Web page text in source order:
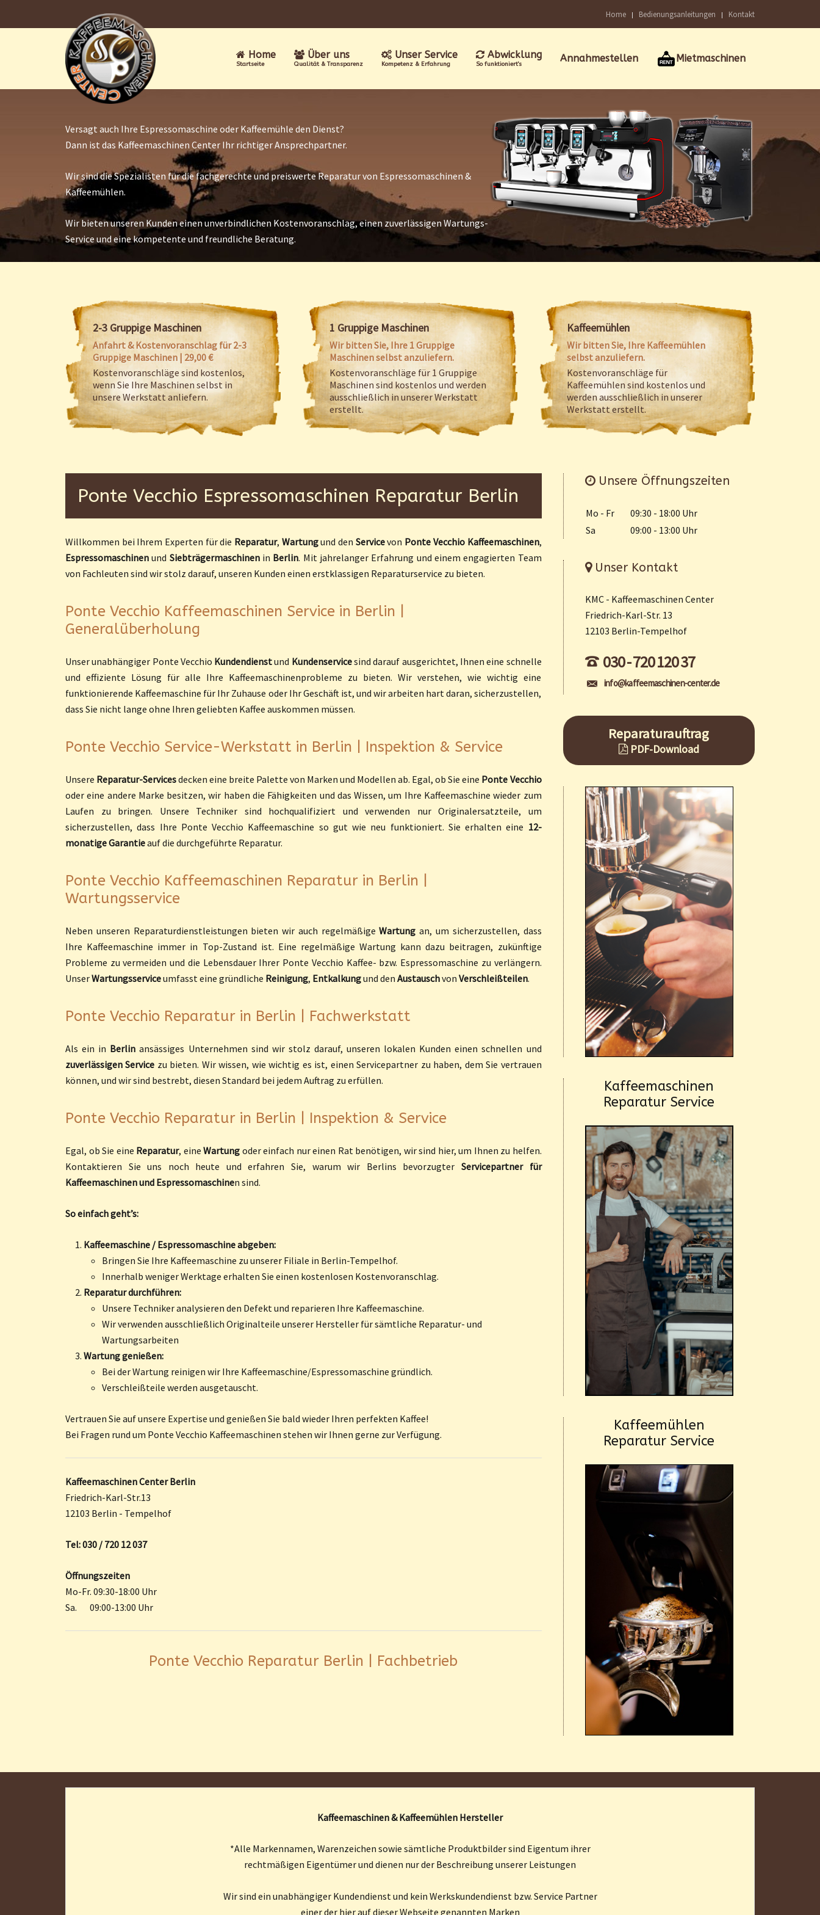
Home Bedienungsanleitungen Kontakt
Home
Startseite
Über uns
Qualität & Transparenz
Unser Service
Kompetenz & Erfahrung
Abwicklung
So funktioniert's Annahmestellen Mietmaschinen
Versagt auch Ihre Espressomaschine oder Kaffeemühle den Dienst?
Dann ist das Kaffeemaschinen Center Ihr richtiger Ansprechpartner.
Wir sind die Spezialisten für die fachgerechte und preiswerte Reparatur von Espressomaschinen &
Kaffeemühlen.
Wir bieten unseren Kunden einen unverbindlichen Kostenvoranschlag, einen zuverlässigen Wartungs-
Service und eine kompetente und freundliche Beratung.
2-3 Gruppige Maschinen
Anfahrt & Kostenvoranschlag für 2-3
Gruppige Maschinen | 29,00 €
Kostenvoranschläge sind kostenlos,
wenn Sie Ihre Maschinen selbst in
unsere Werkstatt anliefern.
1 Gruppige Maschinen
Wir bitten Sie, Ihre 1 Gruppige
Maschinen selbst anzuliefern.
Kostenvoranschläge für 1 Gruppige
Maschinen sind kostenlos und werden
ausschließlich in unserer Werkstatt
erstellt.
Kaffeemühlen
Wir bitten Sie, Ihre Kaffeemühlen
selbst anzuliefern.
Kostenvoranschläge für
Kaffeemühlen sind kostenlos und
werden ausschließlich in unserer
Werkstatt erstellt.
Ponte Vecchio Espressomaschinen Reparatur Berlin
Willkommen bei Ihrem Experten für die Reparatur, Wartungund den Servicevon Ponte Vecchio Kaffeemaschinen,
Espressomaschinen und Siebträgermaschinenin Berlin. Mit jahrelanger Erfahrung und einem engagierten Team
von Fachleuten sind wir stolz darauf, unseren Kunden einen erstklassigen Reparaturservice zu bieten.
Ponte Vecchio Kaffeemaschinen Service in Berlin |
Generalüberholung
Unser unabhängiger Ponte Vecchio Kundendienstund Kundenservicesind darauf ausgerichtet, Ihnen eine schnelle
und effiziente Lösung für alle Ihre Kaffeemaschinenprobleme zu bieten. Wir verstehen, wie wichtig eine
funktionierende Kaffeemaschine für Ihr Zuhause oder Ihr Geschäft ist, und wir arbeiten hart daran, sicherzustellen,
dass Sie nicht lange ohne Ihren geliebten Kaffee auskommen müssen.
Ponte Vecchio Service-Werkstatt in Berlin | Inspektion & Service
Unsere Reparatur-Servicesdecken eine breite Palette von Marken und Modellen ab. Egal, ob Sie eine Ponte Vecchio
oder eine andere Marke besitzen, wir haben die Fähigkeiten und das Wissen, um Ihre Kaffeemaschine wieder zum
Laufen zu bringen. Unsere Techniker sind hochqualifiziert und verwenden nur Originalersatzteile, um
sicherzustellen, dass Ihre Ponte Vecchio Kaffeemaschine so gut wie neu funktioniert. Sie erhalten eine 12-
monatige Garantieauf die durchgeführte Reparatur.
Ponte Vecchio Kaffeemaschinen Reparatur in Berlin |
Wartungsservice
Neben unseren Reparaturdienstleistungen bieten wir auch regelmäßigeWartung an, um sicherzustellen, dass
Ihre Kaffeemaschine immer in Top-Zustand ist. Eine regelmäßige Wartung kann dazu beitragen, zukünftige
Probleme zu vermeiden und die Lebensdauer Ihrer Ponte Vecchio Kaffee- bzw. Espressomaschine zu verlängern.
UnserWartungsserviceumfasst eine gründliche Reinigung, Entkalkungund den Austauschvon Verschleißteilen.
Ponte Vecchio Reparatur in Berlin | Fachwerkstatt
Als ein in Berlin ansässiges Unternehmen sind wir stolz darauf, unseren lokalen Kunden einen schnellen und
zuverlässigen Service zu bieten. Wir wissen, wie wichtig es ist, einen Servicepartner zu haben, dem Sie vertrauen
können, und wir sind bestrebt, diesen Standard bei jedem Auftrag zu erfüllen.
Ponte Vecchio Reparatur in Berlin | Inspektion & Service
Egal, ob Sie eine Reparatur, eine Wartung oder einfach nur einen Rat benötigen, wir sind hier, um Ihnen zu helfen.
Kontaktieren Sie uns noch heute und erfahren Sie, warum wir Berlins bevorzugter Servicepartner für
Kaffeemaschinen und Espressomaschinen sind.
So einfach geht’s:
Kaffeemaschine / Espressomaschine abgeben:
Bringen Sie Ihre Kaffeemaschine zu unserer Filiale in Berlin-Tempelhof.
Innerhalb weniger Werktage erhalten Sie einen kostenlosen Kostenvoranschlag.
Reparatur durchführen:
Unsere Techniker analysieren den Defekt und reparieren Ihre Kaffeemaschine.
Wir verwenden ausschließlich Originalteile unserer Hersteller für sämtliche Reparatur- und
Wartungsarbeiten
Wartung genießen:
Bei der Wartung reinigen wir Ihre Kaffeemaschine/Espressomaschine gründlich.
Verschleißteile werden ausgetauscht.
Vertrauen Sie auf unsere Expertise und genießen Sie bald wieder Ihren perfekten Kaffee!
Bei Fragen rund um Ponte Vecchio Kaffeemaschinen stehen wir Ihnen gerne zur Verfügung.
Kaffeemaschinen Center Berlin
Friedrich-Karl-Str.13
12103 Berlin - Tempelhof
Tel: 030 / 720 12 037
Öffnungszeiten
Mo-Fr. 09:30-18:00 Uhr
Sa. 09:00-13:00 Uhr
Ponte Vecchio Reparatur Berlin | Fachbetrieb
Unsere Öffnungszeiten
Mo - Fr
09:30 - 18:00 Uhr
Sa
09:00 - 13:00 Uhr
Unser Kontakt
KMC - Kaffeemaschinen Center
Friedrich-Karl-Str. 13
12103 Berlin-Tempelhof
030 - 720 120 37
info@kaffeemaschinen-center.de
Reparaturauftrag
PDF-Download
Kaffeemaschinen
Reparatur Service
Kaffeemühlen
Reparatur Service
Kaffeemaschinen & Kaffeemühlen Hersteller
*Alle Markennamen, Warenzeichen sowie sämtliche Produktbilder sind Eigentum ihrer
rechtmäßigen Eigentümer und dienen nur der Beschreibung unserer Leistungen
Wir sind ein unabhängiger Kundendienst und kein Werkskundendienst bzw. Service Partner
einer der hier auf dieser Webseite genannten Marken